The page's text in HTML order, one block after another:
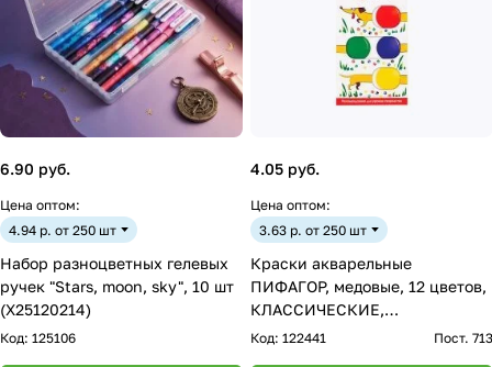
6.90 руб.
Цена оптом:
4.94 р. от 250 шт
Набор разноцветных гелевых
ручек "Stars, moon, sky", 10 шт
(X25120214)
Код: 125106
4.05 руб.
Цена оптом:
3.63 р. от 250 шт
Краски акварельные
ПИФАГОР, медовые, 12 цветов,
КЛАССИЧЕСКИЕ,
картон,192007
Код: 122441 Пост. 713